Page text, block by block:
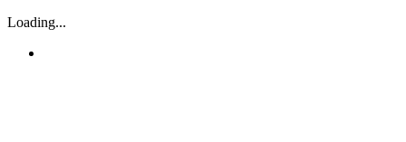
Loading...